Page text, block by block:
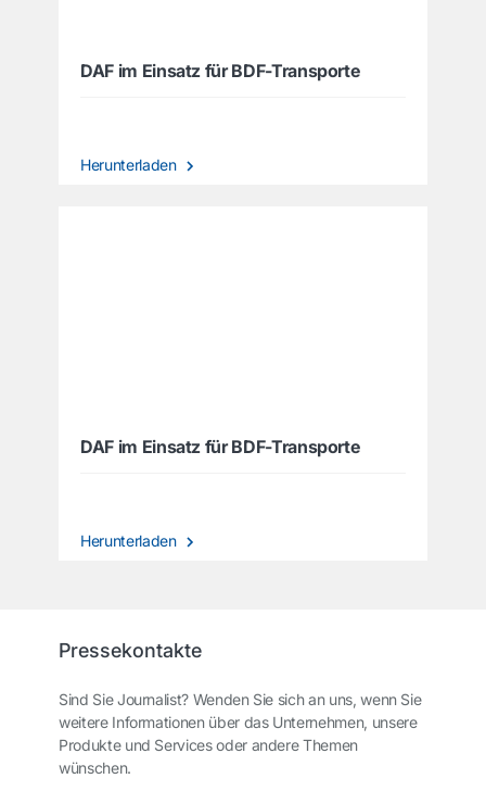
DAF im Einsatz für BDF-Transporte
Herunterladen
DAF im Einsatz für BDF-Transporte
Herunterladen
Pressekontakte
Sind Sie Journalist? Wenden Sie sich an uns, wenn Sie
weitere Informationen über das Unternehmen, unsere
Produkte und Services oder andere Themen
wünschen.